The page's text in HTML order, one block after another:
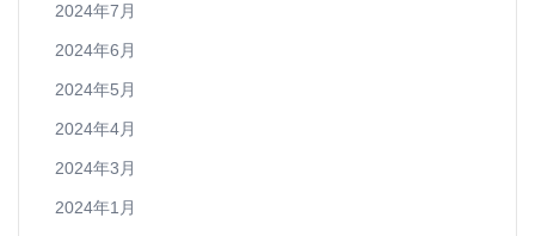
2024年7月
2024年6月
2024年5月
2024年4月
2024年3月
2024年1月